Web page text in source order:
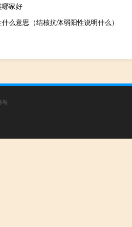
家好
么意思（结核抗体弱阳性说明什么）
号